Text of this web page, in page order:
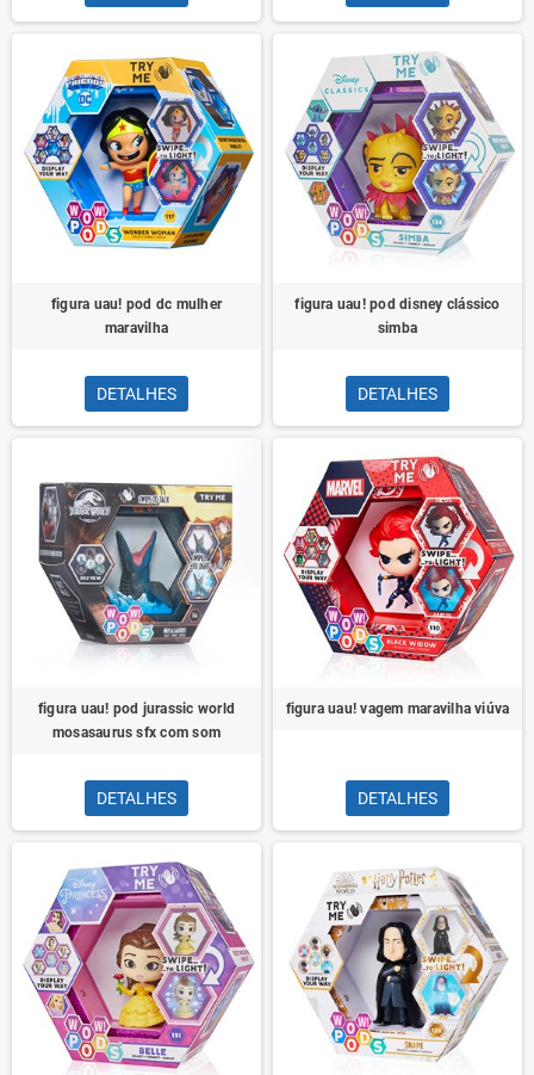
figura uau! pod dc mulher
maravilha
DETALHES
figura uau! pod disney clássico
simba
DETALHES
figura uau! pod jurassic world
mosasaurus sfx com som
DETALHES
figura uau! vagem maravilha viúva
DETALHES